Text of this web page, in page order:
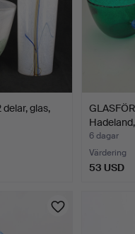
delar, glas,
6 dagar
Värdering
53 USD